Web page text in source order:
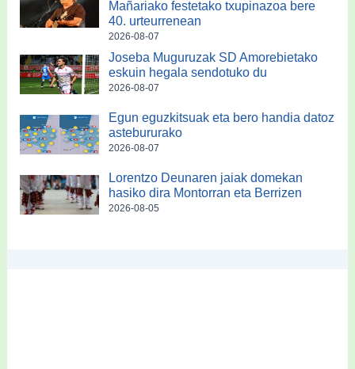
Mañariako festetako txupinazoa bere
40. urteurrenean
2026-08-07
Joseba Muguruzak SD Amorebietako
eskuin hegala sendotuko du
2026-08-07
Egun eguzkitsuak eta bero handia datoz
astebururako
2026-08-07
Lorentzo Deunaren jaiak domekan
hasiko dira Montorran eta Berrizen
2026-08-05